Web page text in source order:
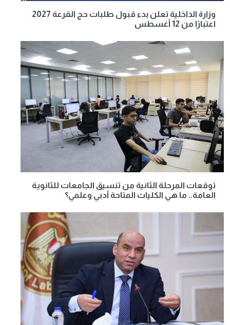
وزارة الداخلية تعلن بدء قبول طلبات حج القرعة 2027
اعتبارًا من 12 أغسطس
توقعات المرحلة الثانية من تنسيق الجامعات للثانوية
العامة.. ما هي الكليات المتاحة أدبي وعلمي؟